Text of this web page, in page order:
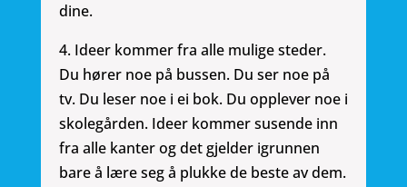
dine.
4. Ideer kommer fra alle mulige steder.
Du hører noe på bussen. Du ser noe på
tv. Du leser noe i ei bok. Du opplever noe i
skolegården. Ideer kommer susende inn
fra alle kanter og det gjelder igrunnen
bare å lære seg å plukke de beste av dem.